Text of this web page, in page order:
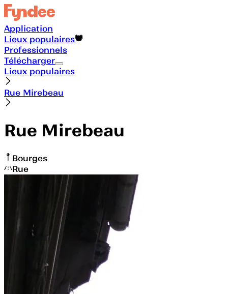
Application
Lieux populaires
Professionnels
Télécharger
Lieux populaires
Rue Mirebeau
Rue Mirebeau
Bourges
Rue